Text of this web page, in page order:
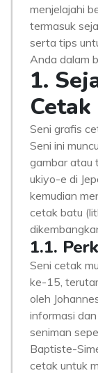
menjelajahi
termasuk
serta tips
Anda dalam
1.
Cetak
Seni grafis
Seni ini
gambar atau
ukiyo-e di
kemudian
cetak batu
1.1.
Seni cetak
ke-15,
oleh
informasi
seniman
Baptiste-
cetak untuk